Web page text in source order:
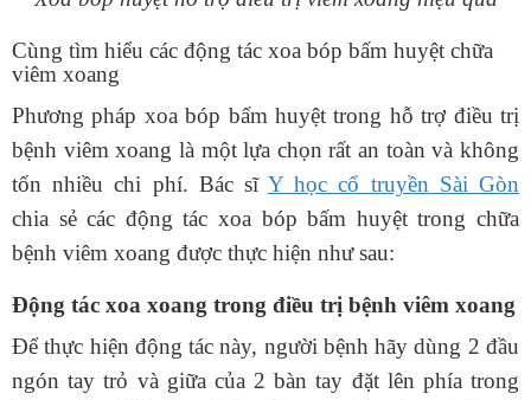
Cùng tìm hiểu các động tác xoa bóp bấm huyệt chữa
viêm xoang
Phương pháp xoa bóp bấm huyệt trong hỗ trợ điều trị
bệnh viêm xoang là một lựa chọn rất an toàn và không
tốn nhiều chi phí. Bác sĩY học cổ truyền Sài Gòn
chia sẻ các động tác xoa bóp bấm huyệt trong chữa
bệnh viêm xoang được thực hiện như sau:
Động tác xoa xoang trong điều trị bệnh viêm xoang
Để thực hiện động tác này, người bệnh hãy dùng 2 đầu
ngón tay trỏ và giữa của 2 bàn tay đặt lên phía trong